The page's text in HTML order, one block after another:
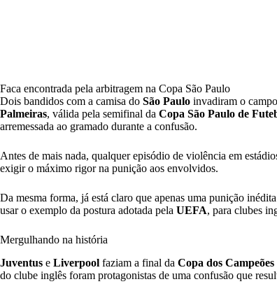
Faca encontrada pela arbitragem na Copa São Paulo
Dois bandidos com a camisa do São Paulo invadiram o
Palmeiras, válida pela semifinal da Copa São Paulo de
arremessada ao gramado durante a confusão.
Antes de mais nada, qualquer episódio de violência em
exigir o máximo rigor na punição aos envolvidos.
Da mesma forma, já está claro que apenas uma punição
usar o exemplo da postura adotada pela UEFA, para clubes
Mergulhando na história
Juventus e Liverpool faziam a final da Copa dos
do clube inglês foram protagonistas de uma confusão que